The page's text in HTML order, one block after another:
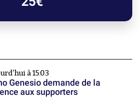
à 15:03
Genesio demande de la
aux supporters